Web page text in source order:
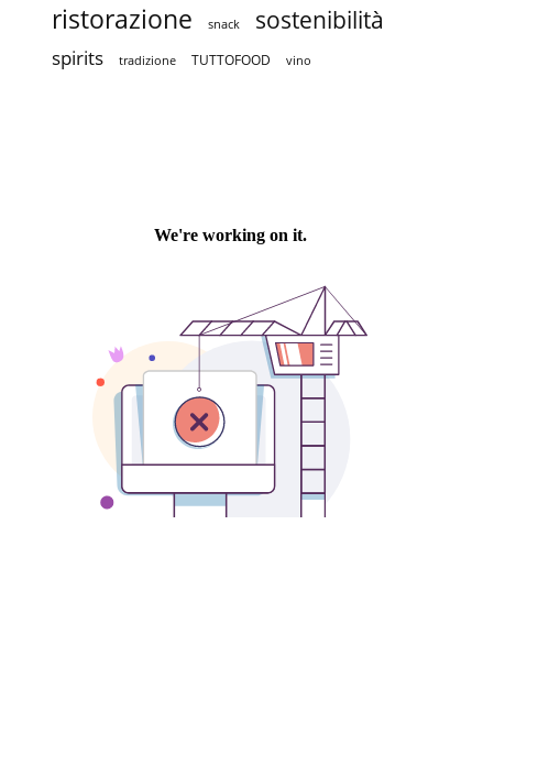
ristorazione snack sostenibilità
spirits tradizione TUTTOFOOD vino